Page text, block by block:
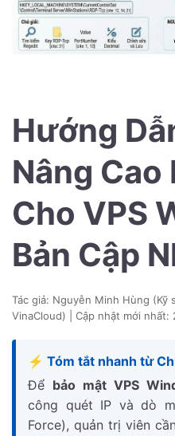
Hướng
Nâng Cao
Cho VPS
Bản Cập
Tác giả: Nguyễn Minh Hùng (Kỹ
VinaCloud) | Cập nhật mới nhất:
⚡ Tóm tắt nhanh từ
Để bảo mật VPS
công quét IP và dò
Force), quản trị viên